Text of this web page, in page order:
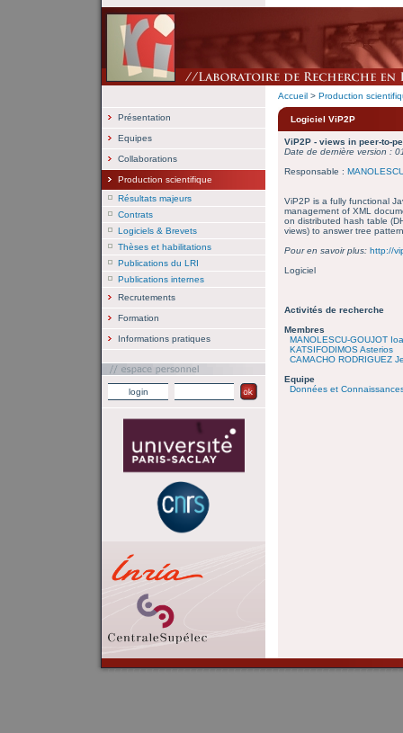
Accueil > Production
Présentation
Equipes
Collaborations
Production scientifique
Résultats majeurs
Contrats
Logiciels & Brevets
Thèses et habilitations
Publications du LRI
Publications internes
Recrutements
Formation
Informations pratiques
Logiciel ViP2P
ViP2P - views in peer-to-
Date de dernière version :
Responsable :
ViP2P is a fully functional
management of XML
on distributed hash table
views) to answer tree
Pour en savoir plus: http://
Logiciel
Activités de recherche
Membres
MANOLESCU-GOUJOT
KATSIFODIMOS Asterios
CAMACHO RODRIGUEZ
Equipe
Données et